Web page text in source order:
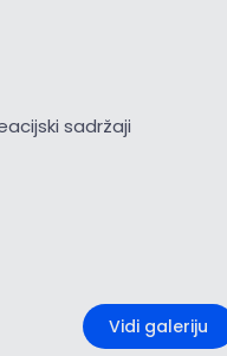
sadržaji
Vidi galeriju